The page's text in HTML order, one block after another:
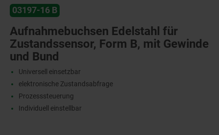
03197-16 B
Aufnahmebuchsen Edelstahl für
Zustandssensor, Form B, mit Gewinde
und Bund
Universell einsetzbar
elektronische Zustandsabfrage
Prozesssteuerung
Individuell einstellbar